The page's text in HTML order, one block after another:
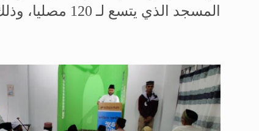
المسجد
الذي يتسع لـ 120 مصليا، وذلك